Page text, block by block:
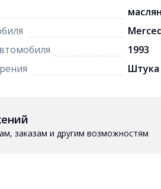
1993
Штука
заказам и другим возможностям